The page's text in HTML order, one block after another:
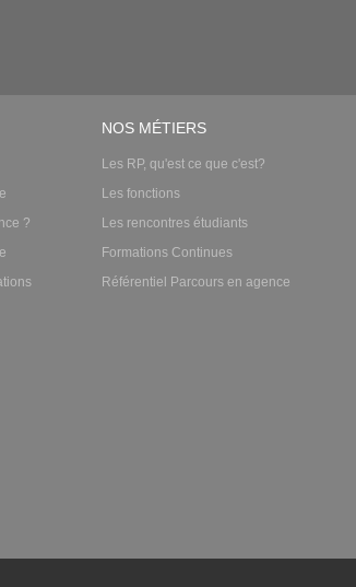
?
NOS MÉTIERS
Les RP, qu'est ce que c'est?
Les fonctions
Les rencontres étudiants
Formations Continues
Référentiel Parcours en agence